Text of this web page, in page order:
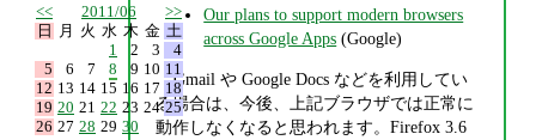
Our plans to support modern browsers
across Google Apps (Google)
Gmail や Google Docs などを利用してい
る場合は、今後、上記ブラウザでは正常に
動作しなくなると思われます。Firefox 3.6
<<
2011/06
>>
日
月 火 水 木 金 土
1
2 3
4
5
6 7 8 9 10 11
12 13 14 15 16 17 18
19 20 21 22 23 24 25
26 27 28 29 30